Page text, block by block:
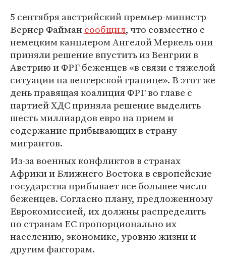
5 сентября австрийский премьер-министр
Вернер Файмансообщил, что совместно с
немецким канцлером Ангелой Меркель они
приняли решение впустить из Венгрии в
Австрию и ФРГ беженцев «в связи с тяжелой
ситуации на венгерской границе». В этот же
день правящая коалиция ФРГ во главе с
партией ХДС приняла решение выделить
шесть миллиардов евро на прием и
содержание прибывающих в страну
мигрантов.
Из-за военных конфликтов в странах
Африки и Ближнего Востока в европейские
государства прибывает все большее число
беженцев. Согласно плану, предложенному
Еврокомиссией, их должны распределить
по странам ЕС пропорционально их
населению, экономике, уровню жизни и
другим факторам.